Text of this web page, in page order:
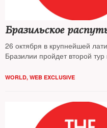
Бразильское
26 октября в крупнейшей
Бразилии пройдет второй
WORLD, WEB EXCLUSIVE